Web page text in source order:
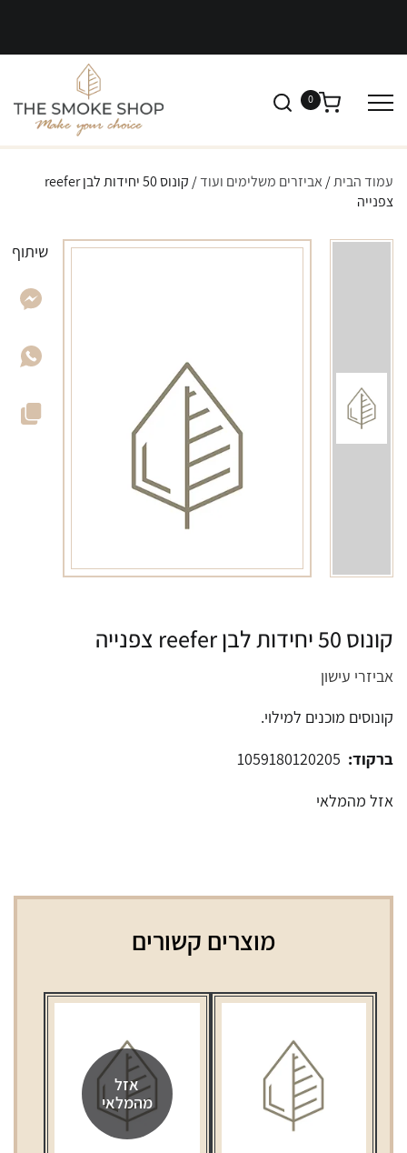
0
עמוד הבית/ אביזרים משלימים ועוד
/ קונוס 50 יחידות לבן reefer
צפנייה
קונוס 50 יחידות לבן reefer צפנייה
אביזרי עישון
קונוסים מוכנים למילוי.
ברקוד:
אזל מהמלאי
שיתוף
מוצרים קשורים
אזל
מהמלאי